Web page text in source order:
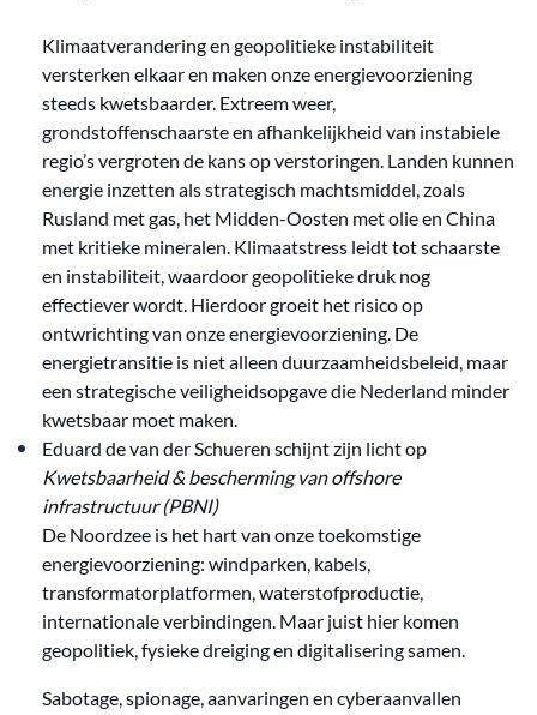
Klimaatverandering en geopolitieke instabiliteit
versterken elkaar en maken onze energievoorziening
steeds kwetsbaarder. Extreem weer,
grondstoffenschaarste en afhankelijkheid van instabiele
regio’s vergroten de kans op verstoringen. Landen kunnen
energie inzetten als strategisch machtsmiddel, zoals
Rusland met gas, het Midden-Oosten met olie en China
met kritieke mineralen. Klimaatstress leidt tot schaarste
en instabiliteit, waardoor geopolitieke druk nog
effectiever wordt. Hierdoor groeit het risico op
ontwrichting van onze energievoorziening. De
energietransitie is niet alleen duurzaamheidsbeleid, maar
een strategische veiligheidsopgave die Nederland minder
kwetsbaar moet maken.
Eduard de van der Schueren schijnt zijn licht op
Kwetsbaarheid & bescherming van offshore
infrastructuur (PBNI)
De Noordzee is het hart van onze toekomstige
energievoorziening: windparken, kabels,
transformatorplatformen, waterstofproductie,
internationale verbindingen. Maar juist hier komen
geopolitiek, fysieke dreiging en digitalisering samen.
Sabotage, spionage, aanvaringen en cyberaanvallen